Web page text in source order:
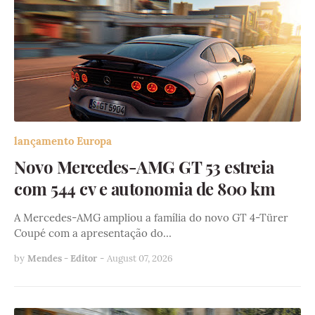
lançamento Europa
Novo Mercedes-AMG GT 53 estreia
com 544 cv e autonomia de 800 km
A Mercedes-AMG ampliou a família do novo GT 4-Türer
Coupé com a apresentação do…
by Mendes - Editor - August 07, 2026